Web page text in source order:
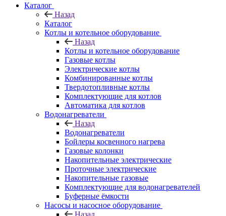
Каталог
Назад
Каталог
Котлы и котельное оборудование
Назад
Котлы и котельное оборудование
Газовые котлы
Электрические котлы
Комбинированные котлы
Твердотопливные котлы
Комплектующие для котлов
Автоматика для котлов
Водонагреватели
Назад
Водонагреватели
Бойлеры косвенного нагрева
Газовые колонки
Накопительные электрические
Проточные электрические
Накопительные газовые
Комплектующие для водонагревателей
Буферные ёмкости
Насосы и насосное оборудование
Назад